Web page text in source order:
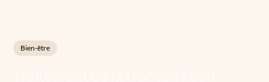
Bien-être